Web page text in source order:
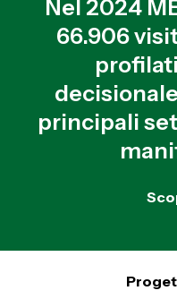
Nel 2024
66.906
principali